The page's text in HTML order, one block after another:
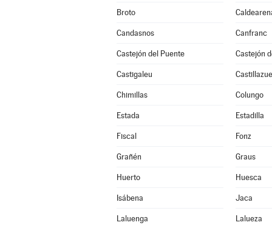
Broto
Candasnos Canfranc
Castejón del Puente Castejón
Castigaleu
Chimillas Colungo
Estada Estadilla
Fiscal Fonz
Grañén Graus
Huerto Huesca
Isábena Jaca
Laluenga Lalueza